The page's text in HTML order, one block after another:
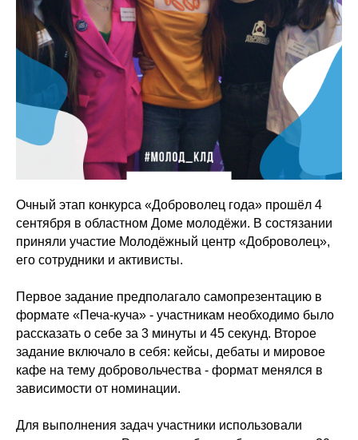
Очный этап конкурса «Доброволец года» прошёл 4
сентября в областном Доме молодёжи. В состязании
приняли участие Молодёжный центр «Доброволец»,
его сотрудники и активисты.
Первое задание предполагало самопрезентацию в
формате «Печа-куча» - участникам необходимо было
рассказать о себе за 3 минуты и 45 секунд. Второе
задание включало в себя: кейсы, дебаты и мировое
кафе на тему добровольчества - формат менялся в
зависимости от номинации.
Для выполнения задач участники использовали